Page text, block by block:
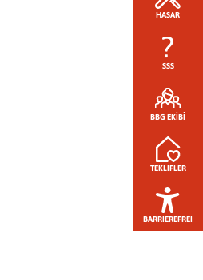
HASAR
SSS
BBG EKIBI
TEKLIFLER
BARRIEREFREI